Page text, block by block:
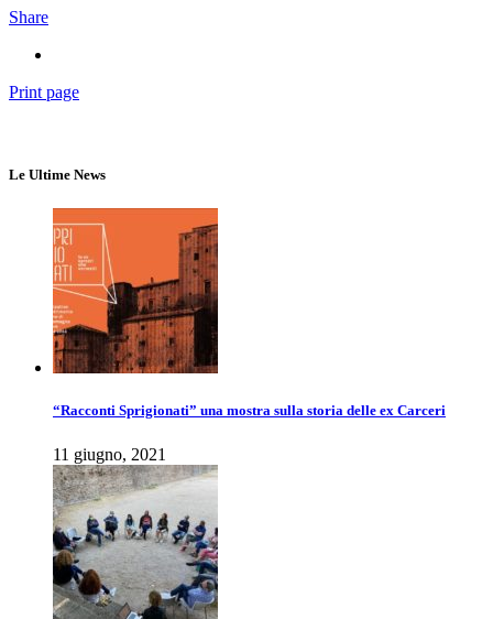
Share
Print page
Le Ultime News
“Racconti Sprigionati” una mostra sulla storia delle ex Carceri
11 giugno, 2021